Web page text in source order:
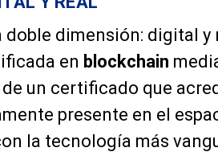
doble dimensión: digital
en blockchain
un certificado que
presente en el
la tecnología más